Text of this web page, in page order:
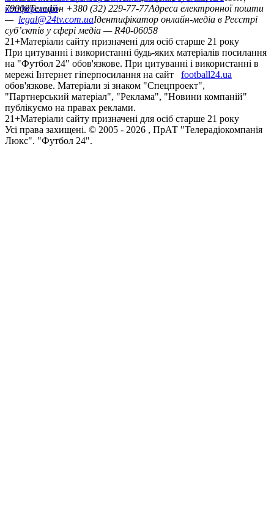
конференцій
79008Телефон +380 (32) 229-77-77Адреса електронної пошти
— legal@24tv.com.uaІдентифікатор онлайн-медіа в Реєстрі
суб’єктів у сфері медіа — R40-06058
21+Матеріали сайту призначені для осіб старше 21 року
При цитуванні і використанні будь-яких матеріалів посилання
на "Футбол 24" обов'язкове. При цитуванні і використанні в
мережі Інтернет гіперпосилання на сайт
football24.ua
обов'язкове. Матеріали зі знаком "Спецпроект",
"Партнерський матеріал", "Реклама", "Новини компаній"
публікуємо на правах реклами.
21+Матеріали сайту призначені для осіб старше 21 року
Усi права захищенi. © 2005 - 2026 , ПрАТ "Телерадіокомпанія
Люкс". "Футбол 24".